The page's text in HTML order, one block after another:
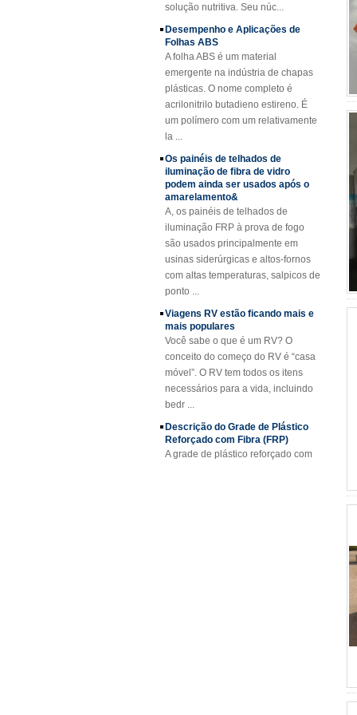
A fibra de vidro
côncava amarela
25mm reforçou o
grating do plástico
FRP
Perfis de FRP de
reforçado com fibra
Folha de cobertura
revestida de fibra
de vidro reforçada
em gel revestida de
gel FRP
SMC BMC Fibra De
Vidro Resina
Composto FRP
rentável, limpa e brilhante.
Desempenho e Aplicações de
Folhas ABS
A folha ABS é um material
emergente na indústria de chapas
plásticas. O nome completo é
acrilonitrilo butadieno estireno. É
um polímero com um relativamente
la ...
Os painéis de telhados de
iluminação de fibra de vidro
podem ainda ser usados ​​após o
amarelamento&
A, os painéis de telhados de
iluminação FRP à prova de fogo
são usados ​​principalmente em
usinas siderúrgicas e altos-fornos
com altas temperaturas, salpicos de
ponto ...
Viagens RV estão ficando mais e
mais populares
Você sabe o que é um RV? O
conceito do começo do RV é “casa
móvel”. O RV tem todos os itens
necessários para a vida, incluindo
bedr ...
Descrição do Grade de Plástico
Reforçado com Fibra (FRP)
A grade de plástico reforçado com
fibra (FRP) é uma grade de plástico